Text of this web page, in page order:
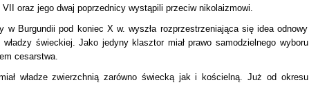
oraz jego dwaj poprzednicy wystąpili przeciw nikolaizmowi.
Burgundii pod koniec X w. wyszła rozprzestrzeniająca się idea odnowy
świeckiej. Jako jedyny klasztor miał prawo samodzielnego wyboru
cesarstwa.
władze zwierzchnią zarówno świecką jak i kościelną. Już od okresu